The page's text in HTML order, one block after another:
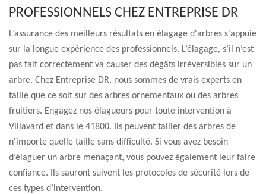
PROFESSIONNELS CHEZ ENTREPRISE DR
L’assurance des meilleurs résultats en élagage d'arbres s'appuie
sur la longue expérience des professionnels. L’élagage, s’il n’est
pas fait correctement va causer des dégâts irréversibles sur un
arbre. Chez Entreprise DR, nous sommes de vrais experts en
taille que ce soit sur des arbres ornementaux ou des arbres
fruitiers. Engagez nos élagueurs pour toute intervention à
Villavard et dans le 41800. Ils peuvent tailler des arbres de
n'importe quelle taille sans difficulté. Si vous avez besoin
d’élaguer un arbre menaçant, vous pouvez également leur faire
confiance. Ils sauront suivent les protocoles de sécurité lors de
ces types d’intervention.